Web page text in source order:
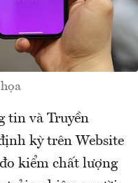
tin và Truyền
kỳ trên Website
kiểm chất lượng